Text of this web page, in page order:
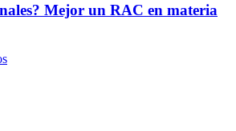
Mejor un RAC en materia